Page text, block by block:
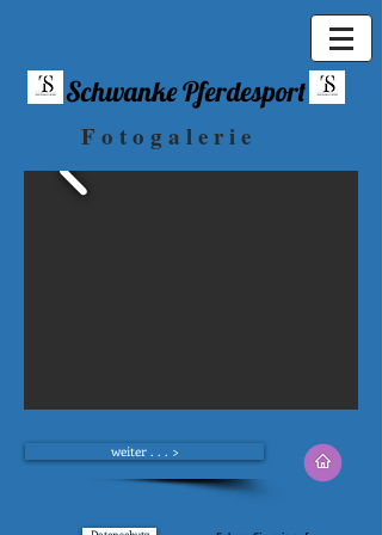
Schwanke Pferdesport
F o t o g a l e r i e
weiter . . . >